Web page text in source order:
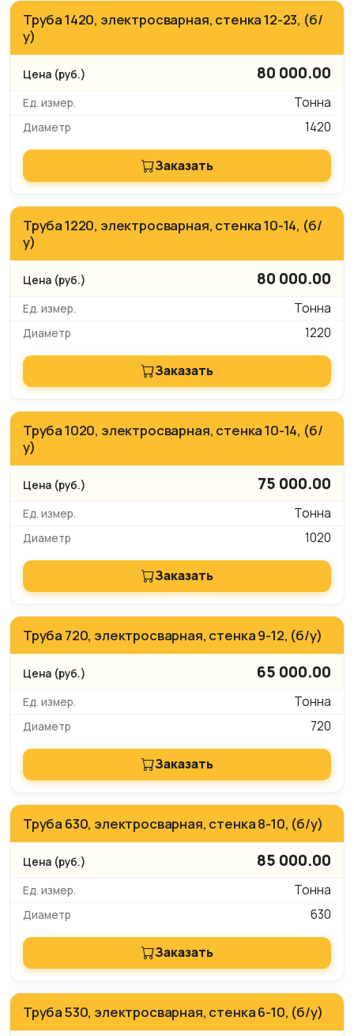
Труба 1420, электросварная, стенка 12-23, (б/
у)
80 000.00
Тонна
1420
Заказать
Труба 1220, электросварная, стенка 10-14, (б/
у)
80 000.00
Тонна
1220
Заказать
Труба 1020, электросварная, стенка 10-14, (б/
у)
75 000.00
Тонна
1020
Заказать
Труба 720, электросварная, стенка 9-12, (б/у)
65 000.00
Тонна
720
Заказать
Труба 630, электросварная, стенка 8-10, (б/у)
85 000.00
Тонна
630
Заказать
Труба 530, электросварная, стенка 6-10, (б/у)